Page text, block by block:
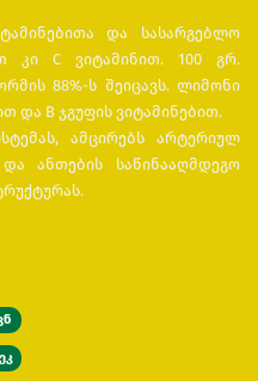
და სასარგებლო
კი C ვიტამინით. 100 გრ.
88%-ს შეიცავს. ლიმონი
და B ჯგუფის ვიტამინებით.
ამცირებს არტერიულ
ანთების საწინააღმდეგო